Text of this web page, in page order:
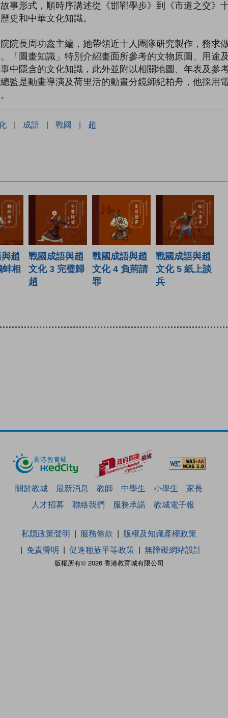
事形式，順時序講述從《邯鄲學步》到《市道之交》
史和中華文化知識。
院長周功鑫主編，她帶領近十人團隊研究製作，務求
「圖畫知識」特別介紹畫面所參考的文物原圖、用途
中隱含的文化知識，此外並附以相關地圖、年表及參
監是動畫導演及荷里活的動畫分鏡師紀柏舟，他採用
| 成語 | 戰國 | 趙
趙
相
戰國成語與趙
文化 3 完璧歸
趙
戰國成語與趙
文化 4 負荊請
罪
戰國成語與趙
文化 5 紙上談
兵
關於教城 最新消息 教師 中學生 小學生
家長
人才招募
聯絡我們 服務承諾 教城電子報
版權所有© 2026 香港教育城有限公司
私隱政策聲明 服務條款
版權及知識產權政策
免責聲明
促進種族平等政策 無障礙網站設計